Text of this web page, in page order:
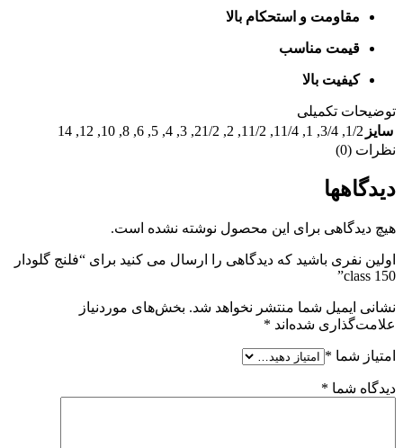
مقاومت و استحکام بالا
قیمت مناسب
کیفیت بالا
توضیحات تکمیلی
سایز 1/2
,
3/4
,
1
,
11/4
,
11/2
,
2
,
21/2
,
3
,
4
,
5
,
6
,
8
,
10
,
12
,
14
نظرات (0)
دیدگاهها
هیچ دیدگاهی برای این محصول نوشته نشده است.
اولین نفری باشید که دیدگاهی را ارسال می کنید برای “فلنج گلودار
class 150”
نشانی ایمیل شما منتشر نخواهد شد. بخش‌های موردنیاز
علامت‌گذاری شده‌اند *
امتیاز شما *
دیدگاه شما *